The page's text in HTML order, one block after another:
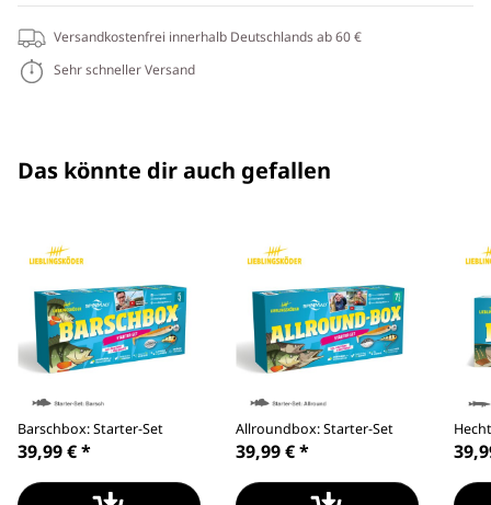
Versandkostenfrei innerhalb Deutschlands ab 60 €
Sehr schneller Versand
Das könnte dir auch gefallen
Barschbox: Starter-Set
39,99 €*
Allroundbox: Starter-Set
39,99 €*